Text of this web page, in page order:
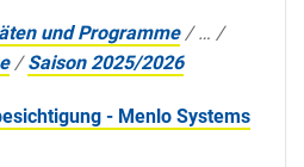
und Programme /… /
/Saison 2025/2026
- Menlo Systems